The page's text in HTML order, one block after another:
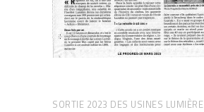
SORTIE 2023 DES USINES LUMIÈRE